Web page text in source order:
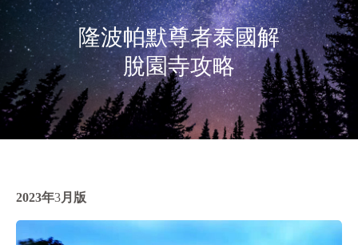
隆波帕默尊者泰國解
脫園寺攻略
2023年3月版